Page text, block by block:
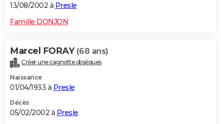
13/08/2002 à Presle
Famille DONJON
Marcel FORAY (68 ans)
Créer une cagnotte obsèques
Naissance
01/04/1933 à Presle
Décès
05/02/2002 à Presle